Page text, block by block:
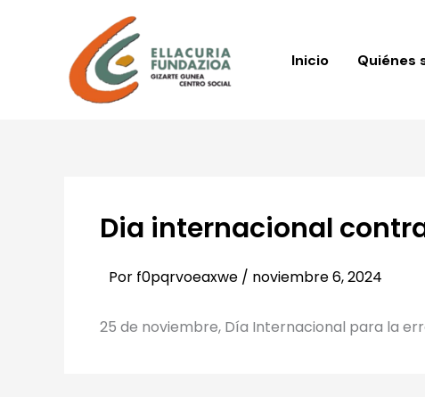
Inicio Quiénes
Dia internacional
Por f0pqrvoeaxwe / noviembre 6, 2024
25 de noviembre, Día Internacional para la